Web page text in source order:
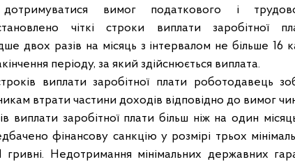
вимог податкового і
чіткі строки виплати заробітної
двох разів на місяць з інтервалом не більше 16
періоду, за який здійснюється виплата.
виплати заробітної плати роботодавець
втрати частини доходів відповідно до вимог
виплати заробітної плати більш ніж на один
фінансову санкцію у розмірі трьох
Недотримання мінімальних державних